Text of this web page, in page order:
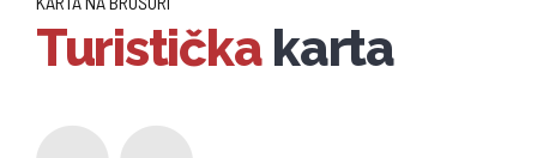
Turističkakarta